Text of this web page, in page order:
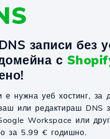
записи без
с
нужна уеб хостинг, за
или редактираш DNS
Workspace или
за 5.99 € годишно.